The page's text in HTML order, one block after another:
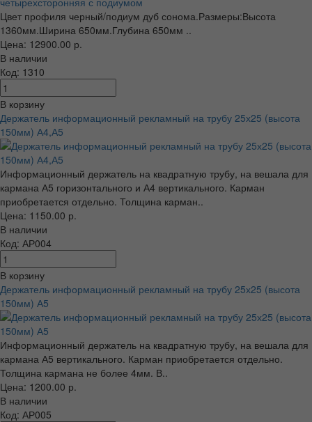
Цвет профиля черный/подиум дуб сонома.Размеры:Высота
1360мм.Ширина 650мм.Глубина 650мм ..
Цена: 12900.00 р.
В наличии
Код: 1310
В корзину
Держатель информационный рекламный на трубу 25х25 (высота
150мм) А4,А5
Информационный держатель на квадратную трубу, на вешала для
кармана А5 горизонтального и А4 вертикального. Карман
приобретается отдельно. Толщина карман..
Цена: 1150.00 р.
В наличии
Код: АР004
В корзину
Держатель информационный рекламный на трубу 25х25 (высота
150мм) А5
Информационный держатель на квадратную трубу, на вешала для
кармана А5 вертикального. Карман приобретается отдельно.
Толщина кармана не более 4мм. В..
Цена: 1200.00 р.
В наличии
Код: АР005